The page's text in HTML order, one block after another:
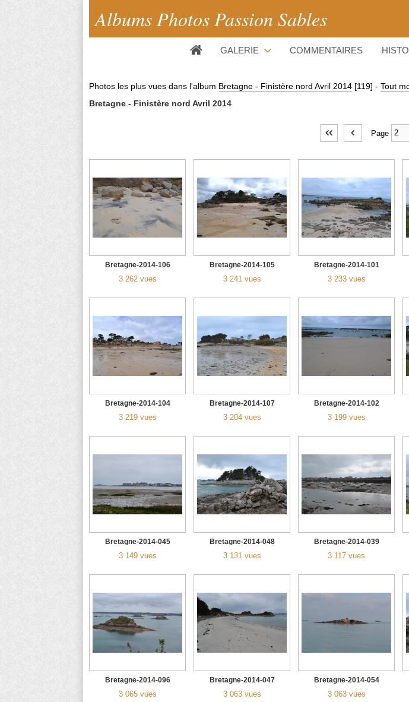
Albums Photos Passion Sables
GALERIE COMMENTAIRES
Photos les plus vues dans l'album Bretagne - Finistère nord Avril 2014 [119] - Tout
Bretagne - Finistère nord Avril 2014
Page
Bretagne-2014-106
3 262 vues
Bretagne-2014-105
3 241 vues
Bretagne-2014-101
3 233 vues
Bretagne-2014-104
3 219 vues
Bretagne-2014-107
3 204 vues
Bretagne-2014-102
3 199 vues
Bretagne-2014-045
3 149 vues
Bretagne-2014-048
3 131 vues
Bretagne-2014-039
3 117 vues
Bretagne-2014-096
3 065 vues
Bretagne-2014-047
3 063 vues
Bretagne-2014-054
3 063 vues